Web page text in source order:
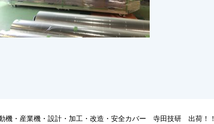
機・産業機・設計・加工・改造・安全カバー 寺田技研 出荷！！